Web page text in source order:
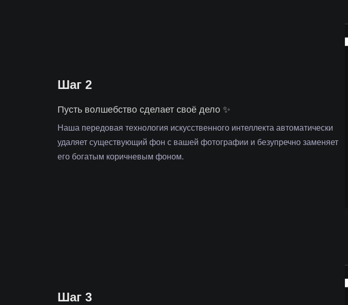
Шаг 2
Пусть волшебство сделает своё дело ✨
Наша передовая технология искусственного интеллекта автоматически
удаляет существующий фон с вашей фотографии и безупречно заменяет
его богатым коричневым фоном.
Шаг 3